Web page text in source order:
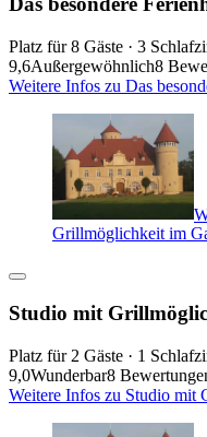
Platz für 8 Gäste · 3
9,6Außergewöhnlich8
Weitere Infos zu Das
Grillmöglichkeit im
Studio mit
Platz für 2 Gäste · 1
9,0Wunderbar8
Weitere Infos zu Studio mit